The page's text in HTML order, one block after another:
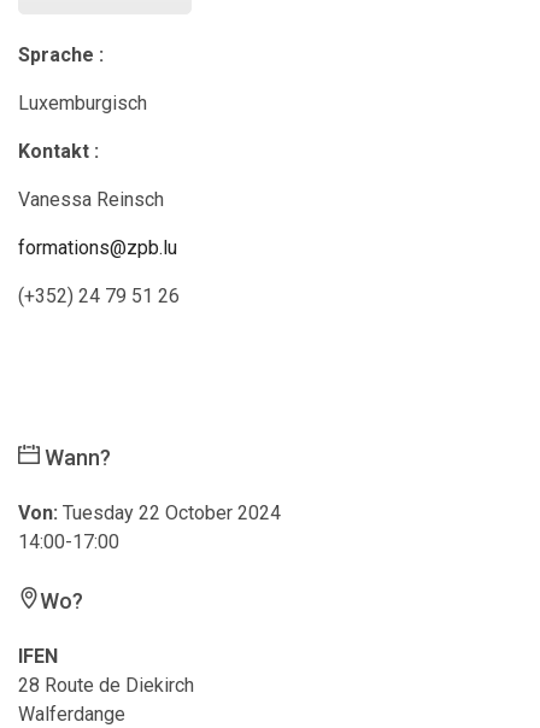
Sprache :
Luxemburgisch
Kontakt :
Vanessa Reinsch
formations@zpb.lu
(+352) 24 79 51 26
Wann?
Von: Tuesday 22 October 2024
14:00-17:00
Wo?
IFEN
28 Route de Diekirch
Walferdange